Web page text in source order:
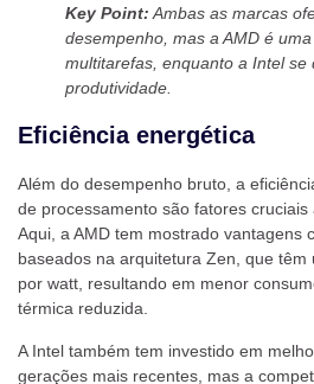
Key Point:Ambas as marcas
desempenho, mas a AMD é
multitarefas, enquanto a Intel se
produtividade.
Eficiência energética
Além do desempenho bruto, a
de processamento são fatores
Aqui, a AMD tem mostrado vantagens
baseados na arquitetura Zen, que
por watt, resultando em menor
térmica reduzida.
A Intel também tem investido em
gerações mais recentes, mas a